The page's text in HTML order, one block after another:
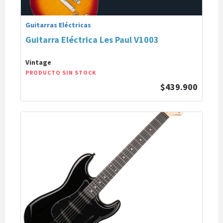
Guitarras Eléctricas
Guitarra Eléctrica Les Paul V1003
Vintage
PRODUCTO SIN STOCK
$439.900